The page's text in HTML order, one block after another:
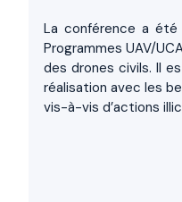
La conférence a été
Programmes UAV/
des drones civils. Il
réalisation avec les
vis-à-vis d’actions